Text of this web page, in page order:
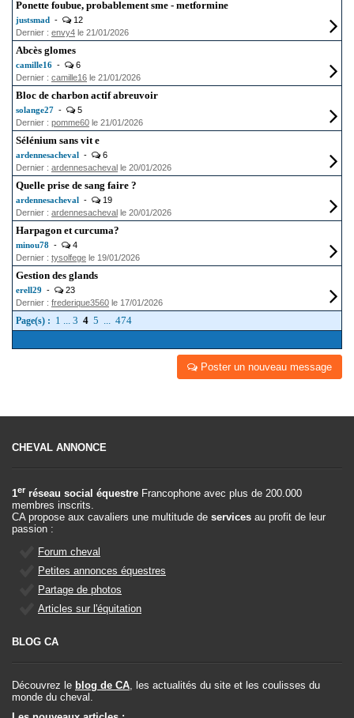
Ponette foubue, probablement sme - metformine
justsmad -
12
Dernier : envy4 le 21/01/2026
Abcès glomes
camille16 -
6
Dernier : camille16 le 21/01/2026
Bloc de charbon actif abreuvoir
solange27 -
5
Dernier : pomme60 le 21/01/2026
Sélénium sans vit e
ardennesacheval -
6
Dernier : ardennesacheval le 20/01/2026
Quelle prise de sang faire ?
ardennesacheval -
19
Dernier : ardennesacheval le 20/01/2026
Harpagon et curcuma?
minou78 -
4
Dernier : tysolfege le 19/01/2026
Gestion des glands
erell29 -
23
Dernier : frederique3560 le 17/01/2026
Page(s) : 1 ... 3 4 5 ... 474
Poster un nouveau message
CHEVAL ANNONCE
1er réseau social équestre Francophone avec plus de 200.000
membres inscrits.
CA propose aux cavaliers une multitude de services au profit de leur
passion :
Forum cheval
Petites annonces équestres
Partage de photos
Articles sur l'équitation
BLOG CA
Découvrez le blog de CA, les actualités du site et les coulisses du
monde du cheval.